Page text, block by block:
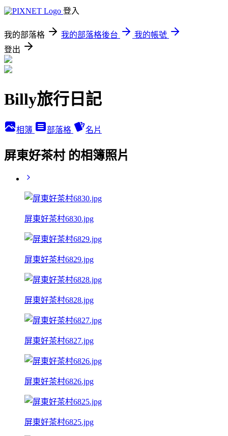
登入
我的部落格 我的部落格後台
我的帳號
登出
Billy旅行日記
相簿 部落格 名片
屏東好茶村 的相簿照片
屏東好茶村6830.jpg
屏東好茶村6829.jpg
屏東好茶村6828.jpg
屏東好茶村6827.jpg
屏東好茶村6826.jpg
屏東好茶村6825.jpg